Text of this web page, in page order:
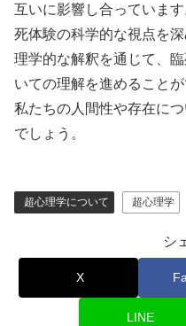
互いに影響し合っていま
死体験の科学的な視点を
理学的な解釈を通じて、
いての理解を進めること
私たちの人間性や存在に
でしょう。
超心理学について 超心理学
シ
X
LINE